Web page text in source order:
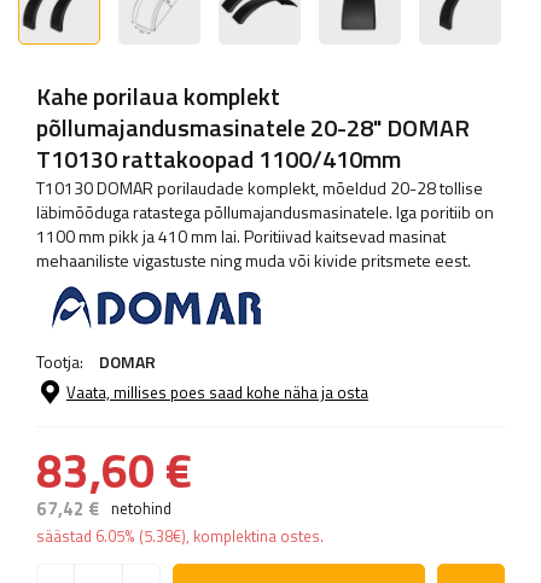
Kahe porilaua komplekt
põllumajandusmasinatele 20-28" DOMAR
T10130 rattakoopad 1100/410mm
T10130 DOMAR porilaudade komplekt, mõeldud 20-28 tollise
läbimõõduga ratastega põllumajandusmasinatele. Iga poritiib on
1100 mm pikk ja 410 mm lai. Poritiivad kaitsevad masinat
mehaaniliste vigastuste ning muda või kivide pritsmete eest.
Tootja: DOMAR
Vaata, millises poes saad kohe näha ja osta
83,60 €
67,42 € netohind
säästad 6.05% (5.38€), komplektina ostes.